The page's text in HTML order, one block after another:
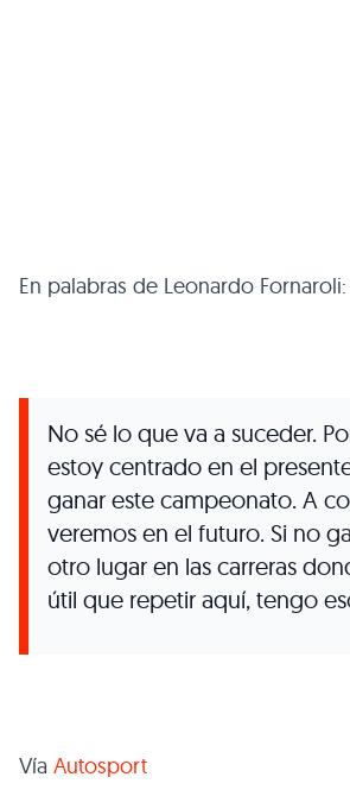
En palabras de Leonardo Fornaroli:
No sé lo que va a suceder.
estoy centrado en el
ganar este campeonato. A
veremos en el futuro. Si no
otro lugar en las carreras
útil que repetir aquí, tengo
Vía Autosport